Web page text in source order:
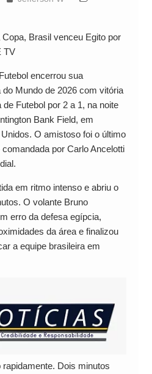
Brasil venceu Egito por
TV
encerrou sua
Mundo de 2026 com vitória
Futebol por 2 a 1, na noite
Bank Field, em
O amistoso foi o último
por Carlo Ancelotti
em ritmo intenso e abriu o
O volante Bruno
erro da defesa egípcia,
da área e finalizou
a equipe brasileira em
Dois minutos